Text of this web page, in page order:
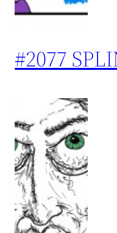
#2077